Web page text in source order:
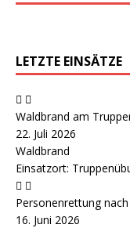
LETZTE EINSÄTZE
Waldbrand am
22. Juli 2026
Waldbrand
Einsatzort:
Personenrettung
16. Juni 2026